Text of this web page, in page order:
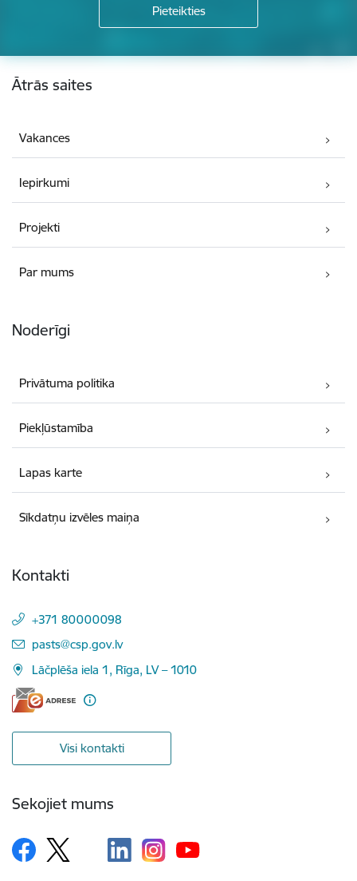
Kājene
Ātrās saites
Vakances
Iepirkumi
Projekti
Par mums
Noderīgi
Privātuma politika
Piekļūstamība
Lapas karte
Sīkdatņu izvēles maiņa
Kontakti
+371 80000098
E-pasts:
pasts@csp.gov.lv
Lāčplēša iela 1, Rīga, LV – 1010
Visi kontakti
Sekojiet mums